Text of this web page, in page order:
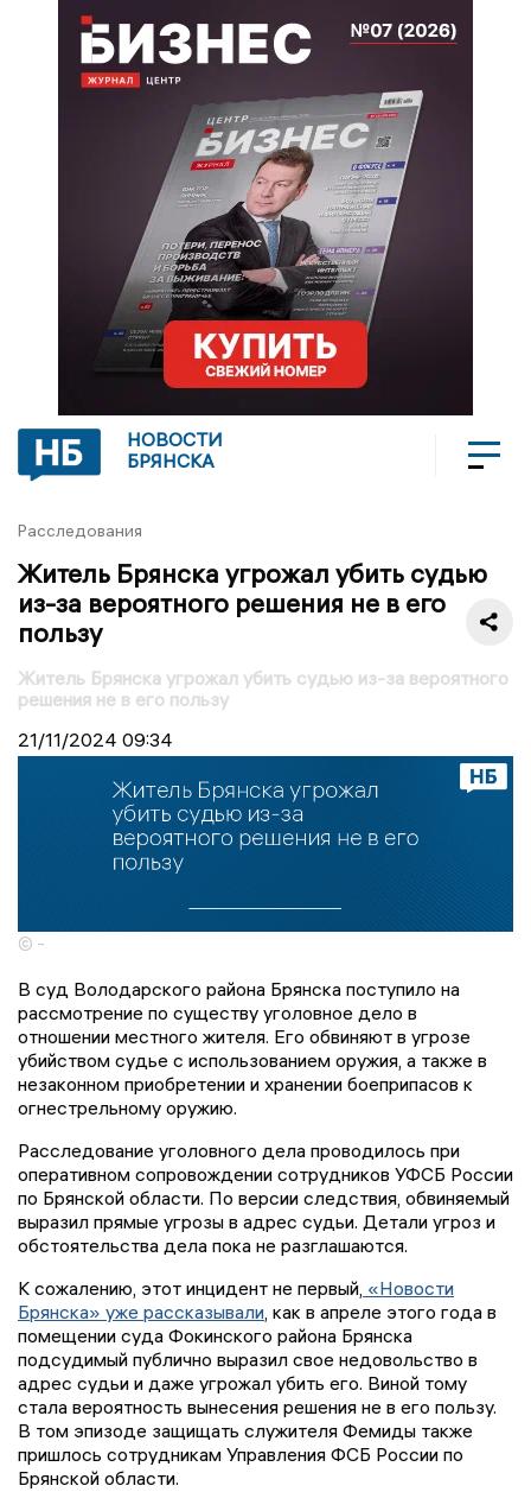
НОВОСТИ
БРЯНСКА
Расследования
Житель Брянска угрожал убить судью
из-за вероятного решения не в его
пользу
Житель Брянска угрожал убить судью из-за вероятного
решения не в его пользу
21/11/2024 09:34
© -
В суд Володарского района Брянска поступило на
рассмотрение по существу уголовное дело в
отношении местного жителя. Его обвиняют в угрозе
убийством судье с использованием оружия, а также в
незаконном приобретении и хранении боеприпасов к
огнестрельному оружию.
Расследование уголовного дела проводилось при
оперативном сопровождении сотрудников УФСБ России
по Брянской области. По версии следствия, обвиняемый
выразил прямые угрозы в адрес судьи. Детали угроз и
обстоятельства дела пока не разглашаются.
К сожалению, этот инцидент не первый, «Новости
Брянска» уже рассказывали, как в апреле этого года в
помещении суда Фокинского района Брянска
подсудимый публично выразил свое недовольство в
адрес судьи и даже угрожал убить его. Виной тому
стала вероятность вынесения решения не в его пользу.
В том эпизоде защищать служителя Фемиды также
пришлось сотрудникам Управления ФСБ России по
Брянской области.